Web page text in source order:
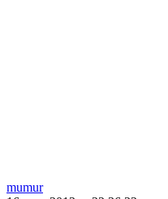
mumur